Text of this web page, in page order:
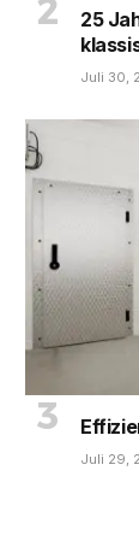
25
Juli 30,
Juli 29,